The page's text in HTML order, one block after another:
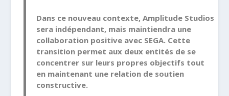
Dans ce nouveau contexte, Amplitude Studios
sera indépendant, mais maintiendra une
collaboration positive avec SEGA. Cette
transition permet aux deux entités de se
concentrer sur leurs propres objectifs tout
en maintenant une relation de soutien
constructive.